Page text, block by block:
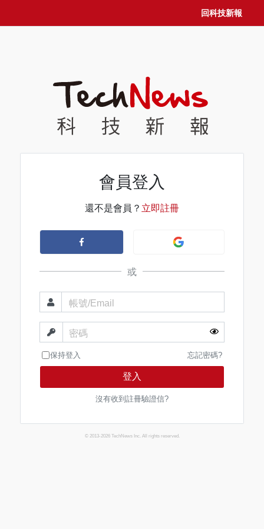
回科技新報
會員登入
還不是會員？ 立即註冊
或
帳號/Email
密碼
保持登入 忘記密碼?
登入
沒有收到註冊驗證信?
© 2013-2026 TechNews Inc. All rights reserved.